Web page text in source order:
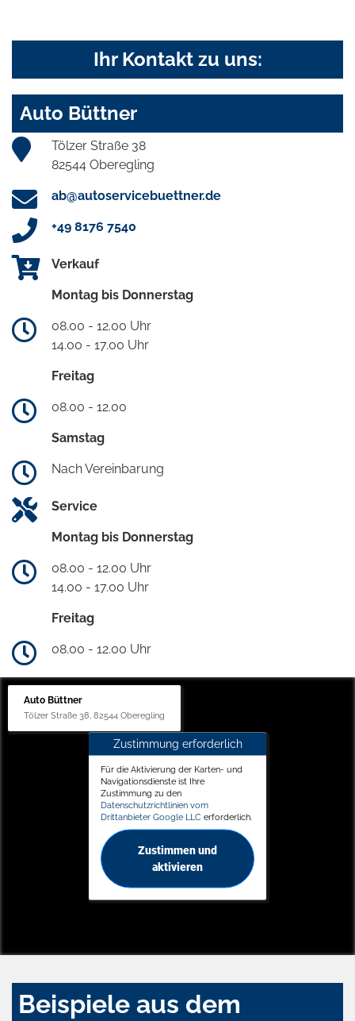
Ihr Kontakt zu uns:
Auto Büttner
Tölzer Straße 38
82544 Oberegling
ab@autoservicebuettner.de
+49 8176 7540
Verkauf
Montag bis Donnerstag
08.00 - 12.00 Uhr
14.00 - 17.00 Uhr
Freitag
08.00 - 12.00
Samstag
Nach Vereinbarung
Service
Montag bis Donnerstag
08.00 - 12.00 Uhr
14.00 - 17.00 Uhr
Freitag
08.00 - 12.00 Uhr
Auto Büttner
Tölzer Straße 38, 82544 Oberegling
Zustimmung erforderlich
Für die Aktivierung der Karten- und
Navigationsdienste ist Ihre
Zustimmung zu den
Datenschutzrichtlinien vom
Drittanbieter Google LLC erforderlich.
Zustimmen und
aktivieren
Beispiele aus dem